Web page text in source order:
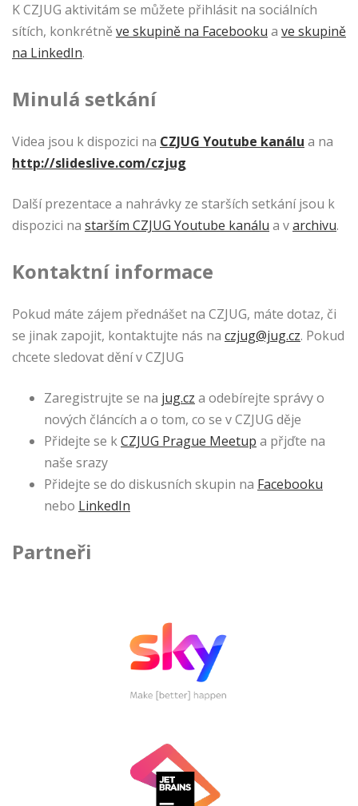
K CZJUG aktivitám se můžete přihlásit na sociálních
sítích, konkrétně ve skupině na Facebooku a ve skupině
na LinkedIn.
Minulá setkání
Videa jsou k dispozici na CZJUG Youtube kanálu a na
http://slideslive.com/czjug
Další prezentace a nahrávky ze starších setkání jsou k
dispozici na starším CZJUG Youtube kanálu a varchivu.
Kontaktní informace
Pokud máte zájem přednášet na CZJUG, máte dotaz, či
se jinak zapojit, kontaktujte nás na czjug@jug.cz. Pokud
chcete sledovat dění v CZJUG
Zaregistrujte se na jug.cz a odebírejte správy o
nových článcích a o tom, co se v CZJUG děje
Přidejte se kCZJUG Prague Meetup a přjďte na
naše srazy
Přidejte se do diskusních skupin na Facebooku
nebo LinkedIn
Partneři